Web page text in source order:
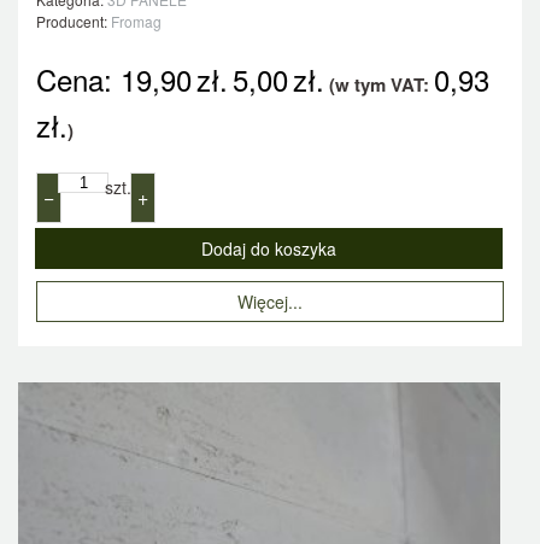
Producent: Fromag
Cena: 19,90zł. 5,00zł. (w tym VAT: 0,93
zł.)
− szt. +
Więcej...